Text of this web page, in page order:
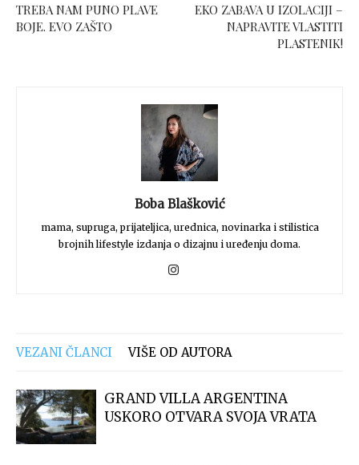
TREBA NAM PUNO PLAVE
BOJE. EVO ZAŠTO
EKO ZABAVA U IZOLACIJI –
NAPRAVITE VLASTITI
PLASTENIK!
Boba Blašković
mama, supruga, prijateljica, urednica, novinarka i stilistica
brojnih lifestyle izdanja o dizajnu i uređenju doma.
VEZANI ČLANCI VIŠE OD AUTORA
GRAND VILLA ARGENTINA
USKORO OTVARA SVOJA VRATA